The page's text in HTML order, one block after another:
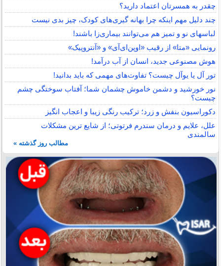
چقدر به همسرتان اعتماد دارید؟
چند دلیل مهم اینکه چرا بهانه گیری‌های کودک، چیز بدی نیست
لباس‎های نو و تمیز هم می‌توانند بیماری‌زا باشند!
رونمایی «متا» از رقیب «اوپن‌ای‌آی» و «آنتروپیک»
هوش مصنوعی جدید، انسان از آب درآمد!
تور آل یا یوآل چیست؟ تفاوت‌های مهمی که باید بدانید!
نور خورشید و دشمن خاموش چشمان شما؛ آفتاب سوختگی چشم
چیست؟
دکوراسیون بنفش و زرد؛ ترکیب رنگی زیبا و اعجاب انگیز
علل، علایم و درمان سندرم فرتوتی؛ از شایع ترین مشکلات
سالمندی
مطالب روز گذشته »